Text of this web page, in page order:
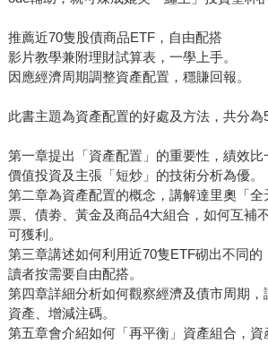
推薦近70隻股債商品ETF，自由配搭
影片教學兼附理財試算表，一學上手。
因應經濟周期調整資產配置，穩賺回報。
此書主題為資產配置的好處及方法，共分為
第一章提出「資產配置」的重要性，績效
價值投資及主張「短炒」的技術分析為優。
第二章為資產配置的概念，講解達里奧「
票、債劵、黃金及商品4大組合，如何互補
可獲利。
第三章講述如何利用近70隻ETF砌出不同的
讀者按需要自由配搭。
第四章詳細分析如何觀察經濟及債市周期
資產、增減注碼。
第五章會介紹如何「再平衡」資產組合，